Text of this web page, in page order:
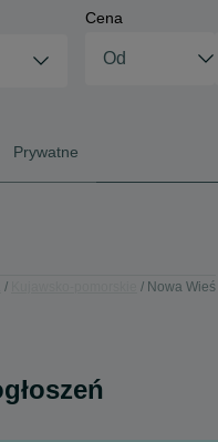
Cena
Prywatne
Nowa Wieś